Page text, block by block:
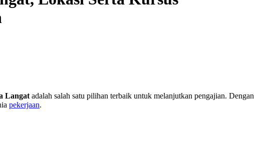
Langat adalah salah satu pilihan terbaik untuk melanjutkan pengajian. Dengan
pekerjaan.